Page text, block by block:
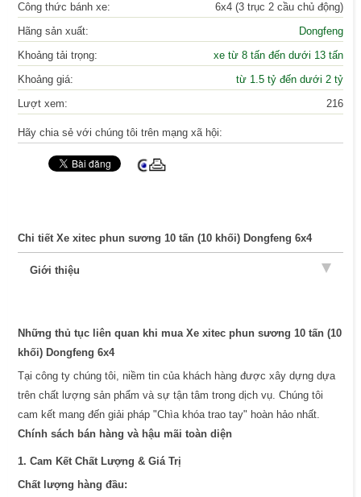
Công thức bánh xe:
6x4 (3 trục 2 cầu chủ động)
Hãng sản xuất:
Dongfeng
Khoảng tải trọng:
xe từ 8 tấn đến dưới 13 tấn
Khoảng giá:
từ 1.5 tỷ đến dưới 2 tỷ
Lượt xem:
216
Hãy chia sẻ với chúng tôi trên mạng xã hội:
Chi tiết Xe xitec phun sương 10 tấn (10 khối) Dongfeng 6x4
Giới thiệu
Những thủ tục liên quan khi mua Xe xitec phun sương 10 tấn (10
khối) Dongfeng 6x4
Tại công ty chúng tôi, niềm tin của khách hàng được xây dựng dựa
trên chất lượng sản phẩm và sự tận tâm trong dịch vụ. Chúng tôi
cam kết mang đến giải pháp "Chìa khóa trao tay" hoàn hảo nhất.
Chính sách bán hàng và hậu mãi toàn diện
1. Cam Kết Chất Lượng & Giá Trị
Chất lượng hàng đầu: